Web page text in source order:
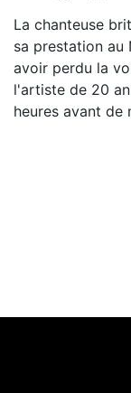
La chanteuse
sa prestation
avoir perdu la
l'artiste de 20
heures avant de